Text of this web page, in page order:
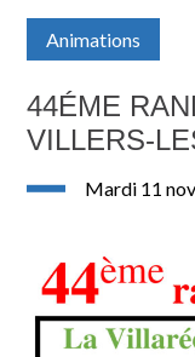
Animations
44ÉME
VILLERS-
mardi 11